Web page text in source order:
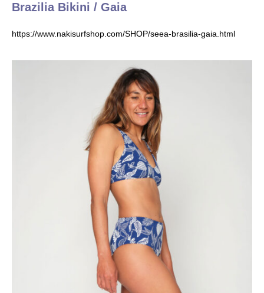
Brazilia Bikini / Gaia
https://www.nakisurfshop.com/SHOP/seea-brasilia-gaia.html